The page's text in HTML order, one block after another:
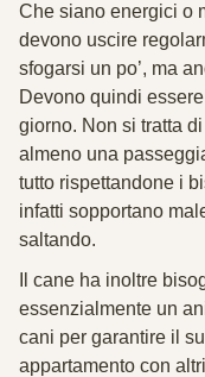
Che siano energici o
devono uscire
sfogarsi un po’, ma
Devono quindi
giorno. Non si tratta
almeno una
tutto rispettandone i
infatti sopportano
saltando.
Il cane ha inoltre
essenzialmente un
cani per garantire il
appartamento con